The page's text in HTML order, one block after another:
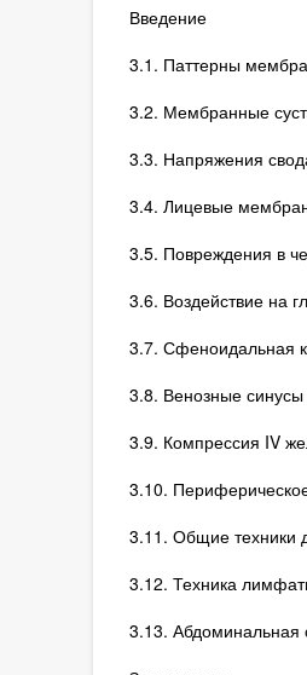
Введение
3.1. Паттерны
3.2. Мембранные
3.3. Напряжения
3.4. Лицевые
3.5. Повреждения в
3.6. Воздействие на
3.7. Сфеноидальная
3.8. Венозные синусы
3.9. Компрессия IV
3.10.
3.11. Общие техники
3.12. Техника
3.13. Абдоминальная